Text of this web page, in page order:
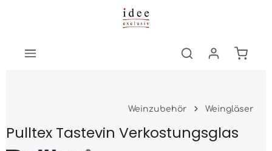
Zum Hauptinhalt springen
Weinzubehör Weingläser
Pulltex Tastevin Verkostungsglas